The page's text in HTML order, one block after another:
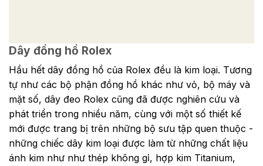
Dây đồng hồ Rolex
Hầu hết dây đồng hồ của Rolex đều là kim loại. Tương
tự như các bộ phận đồng hồ khác như vỏ, bộ máy và
mặt số, dây đeo Rolex cũng đã được nghiên cứu và
phát triển trong nhiều năm, cùng với một số thiết kế
mới được trang bị trên những bộ sưu tập quen thuộc -
những chiếc dây kim loại được làm từ những chất liệu
ánh kim như như thép không gỉ, hợp kim Titanium,